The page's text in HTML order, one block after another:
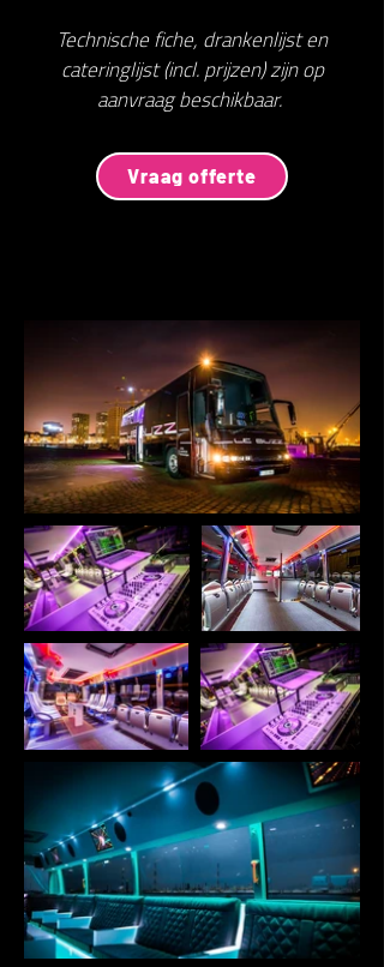
Technische fiche, drankenlijst en
cateringlijst (incl. prijzen) zijn op
aanvraag beschikbaar.
Vraag offerte